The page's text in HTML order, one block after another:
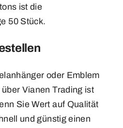
ist die
50 Stück.
oder Emblem
Vianen Trading ist
Sie Wert auf Qualität
und günstig einen